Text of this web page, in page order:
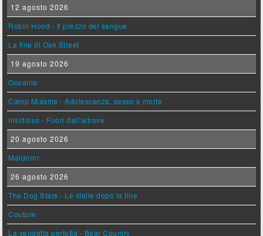
12 agosto 2026
Robin Hood - Il prezzo del sangue
La fine di Oak Street
19 agosto 2026
Oceania
Camp Miasma - Adolescenza, sesso e morte
Insidious - Fuori dall'altrove
20 agosto 2026
Maldoror
26 agosto 2026
The Dog Stars - Le stelle dopo la fine
Couture
La vendetta perfetta - Bear Country